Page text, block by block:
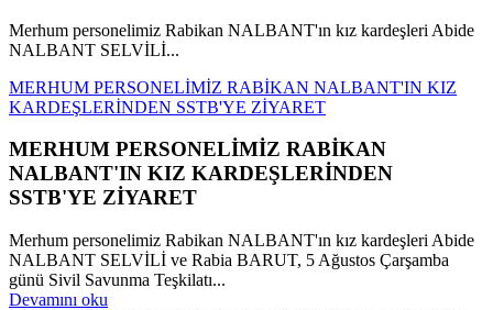
Merhum personelimiz Rabikan NALBANT'ın kız kardeşleri Abide
NALBANT SELVİLİ...
MERHUM PERSONELİMİZ RABİKAN NALBANT'IN KIZ
KARDEŞLERİNDEN SSTB'YE ZİYARET
MERHUM PERSONELİMİZ RABİKAN
NALBANT'IN KIZ KARDEŞLERİNDEN
SSTB'YE ZİYARET
Merhum personelimiz Rabikan NALBANT'ın kız kardeşleri Abide
NALBANT SELVİLİ ve Rabia BARUT, 5 Ağustos Çarşamba
günü Sivil Savunma Teşkilatı...
Devamını oku